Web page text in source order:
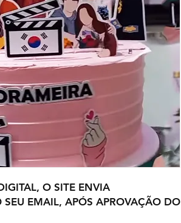
O SITE ENVIA
EMAIL, APÓS APROVAÇÃO DO